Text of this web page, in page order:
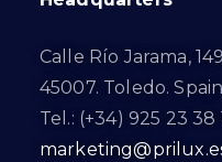
Calle Río Jarama, 149
45007. Toledo. Spain
Tel.: (+34) 925 23 38